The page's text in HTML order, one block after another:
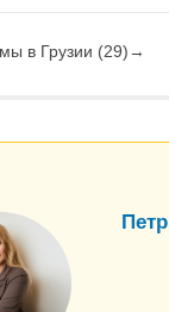
в Грузии (29)→